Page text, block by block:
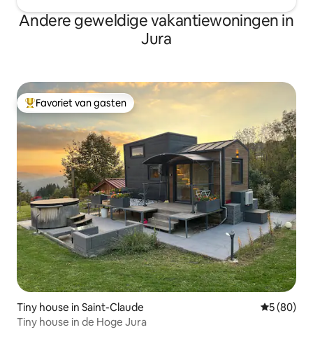
Andere geweldige vakantiewoningen in
Jura
Topfavoriet van gasten
Favoriet van gasten
Tiny house in Saint-Claude
5 (80)
Tiny house in de Hoge Jura